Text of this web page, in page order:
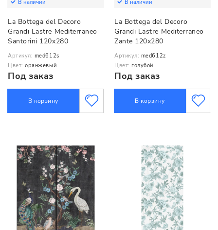
В наличии
La Bottega del Decoro
Grandi Lastre Mediterraneo
Santorini 120x280
Артикул: med612s
Цвет: оранжевый
Под заказ
В корзину
В наличии
La Bottega del Decoro
Grandi Lastre Mediterraneo
Zante 120x280
Артикул: med612z
Цвет: голубой
Под заказ
В корзину